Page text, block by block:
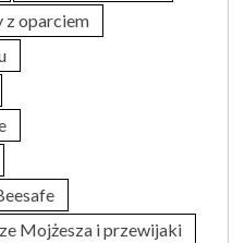
z oparciem
Mojżesza i przewijaki